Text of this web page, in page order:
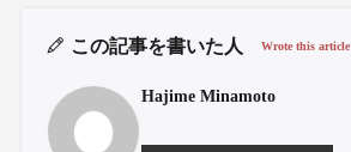
この記事を書いた人 Wrote this article
Hajime Minamoto